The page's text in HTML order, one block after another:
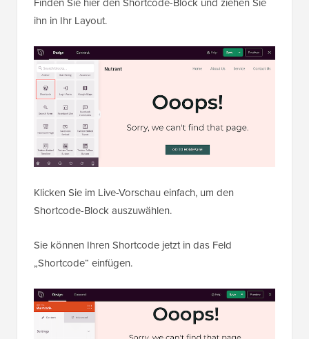
ihn in Ihr Layout.
Klicken Sie im Live-Vorschau einfach, um den
Shortcode-Block auszuwählen.
Sie können Ihren Shortcode jetzt in das Feld
„Shortcode“ einfügen.